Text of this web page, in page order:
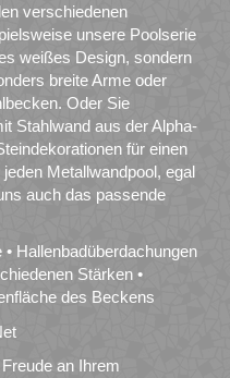
verschiedenen
unsere Poolserie
weißes Design, sondern
breite Arme oder
Oder Sie
Stahlwand aus der Alpha-
für einen
Metallwandpool, egal
auch das passende
Hallenbadüberdachungen
Stärken •
des Beckens
an Ihrem